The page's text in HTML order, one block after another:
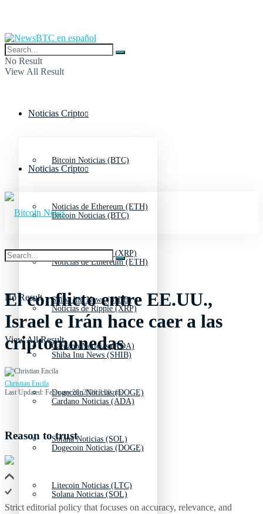
No Result
View All Result
Noticias Cripto
Bitcoin Noticias (BTC)
Noticias de Ethereum (ETH)
Noticias de Ripple (XRP)
Shiba Inu News (SHIB)
Cardano Noticias (ADA)
Dogecoin Noticias (DOGE)
Solana Noticias (SOL)
Litecoin Noticias (LTC)
Noticias Cripto
Bitcoin Noticias (BTC)
Noticias de Ethereum (ETH)
Noticias de Ripple (XRP)
Shiba Inu News (SHIB)
Cardano Noticias (ADA)
Dogecoin Noticias (DOGE)
Solana Noticias (SOL)
No Result
View All Result
El conflicto entre EE.UU.,
Israel e Irán hace caer a las
criptomonedas
Christian Encila
Last Updated: February 28, 2026 3:00 pm
Reason to trust
Strict editorial policy that focuses on accuracy, relevance, and